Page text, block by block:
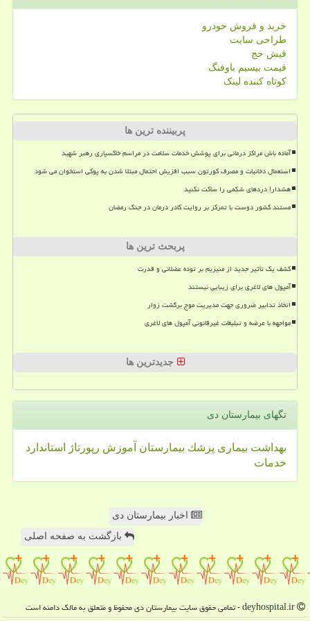
خرید و فروش خودرو
طراحی سایت
فیش حج
قیمت بیسیم باوفنگ
کوتاه کننده لینک
پربیننده ترین ها
آماده باش مراکز درمانی برای پوشش خدمات سلامت در مراسم خاکسپاری رهبر شهید
استعمال دخانیات و مصرف کورتون سبب افزیش احتمال مبتلا شدن به پوکی استخوان می شود
هشدار! دردهای شکمی را ساکت نکنید
مستند کشور دوست با تمرکز بر روایت کادر درمان در جنگ رمضان
پربحث ترین ها
کشف یک تأثیر جدید از منیزیم بر توده عضلانی و قدرت
آمپول های لاغری برای زیبایی نیستند
اتخاذ تدابیر ضروری جهت مدیریت موج برگشت زوار
مواجهه با عرضه و تبلیغات غیرقانونی آمپول های لاغری
جدیدترین ها
تگهای بیمارستان دی
بهداشت بیماری پزشك بیمارستان آموزش رپورتاژ
استاندارد
خدمات
اخبار بیمارستان دی
بازگشت به صفحه اصلی